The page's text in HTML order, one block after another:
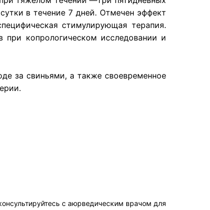
в течение 7 дней. Отмечен эффект
стимулирующая терапия.
при копрологическом исследовании и
за свиньями, а также своевременное
с аюрведическим врачом для